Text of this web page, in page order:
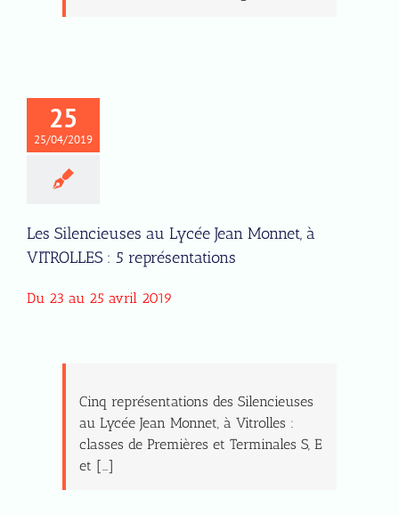
25
25/04/2019
Les Silencieuses au Lycée Jean Monnet, à
VITROLLES : 5 représentations
Du 23 au 25 avril 2019
Cinq représentations des Silencieuses
au Lycée Jean Monnet, à Vitrolles :
classes de Premières et Terminales S, E
et […]